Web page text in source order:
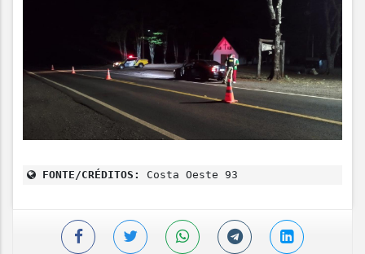
FONTE/CRÉDITOS: Costa Oeste 93